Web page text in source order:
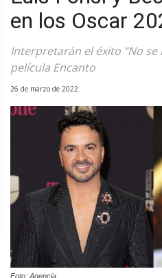
en los Oscar
Interpretarán el éxito “No se
película Encanto
26 de marzo de 2022
Foto: Agencia.